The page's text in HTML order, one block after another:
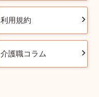
利用規約
介護職コラム